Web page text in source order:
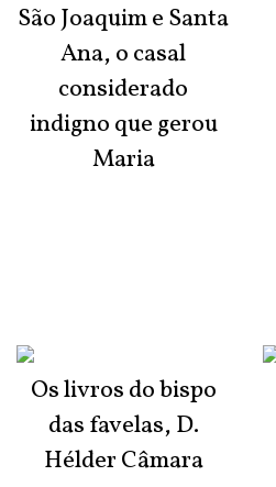
São Joaquim e Santa
Ana, o casal
considerado
indigno que gerou
Maria
Os livros do bispo
das favelas, D.
Hélder Câmara